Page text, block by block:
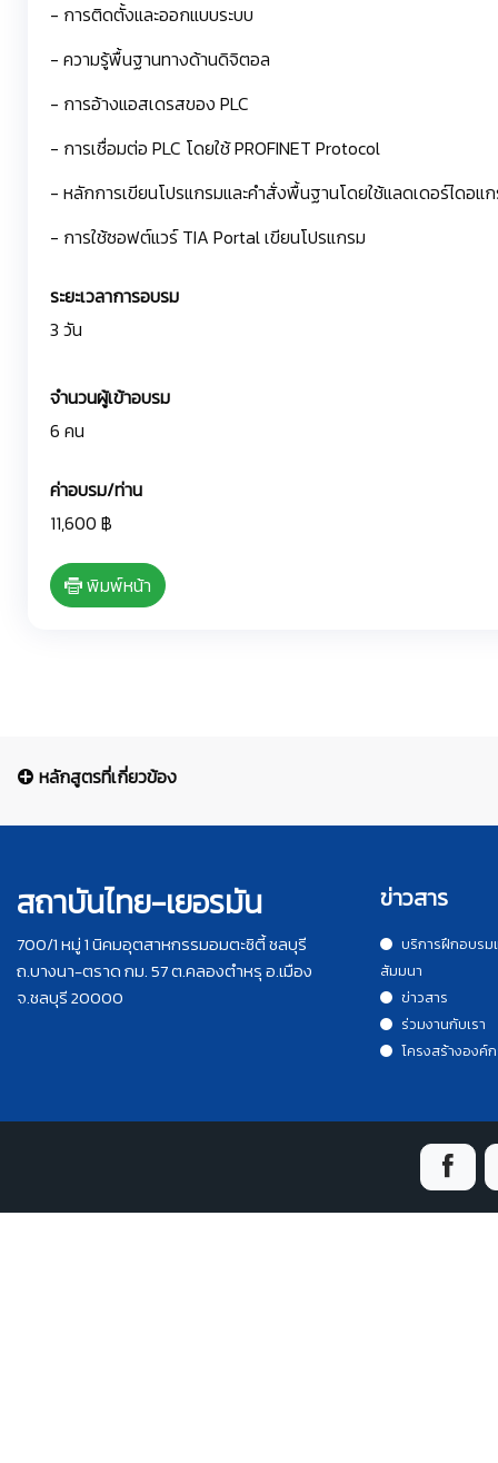
- การติดตั้งและออกแบบระบบ
- ความรู้พื้นฐานทางด้านดิจิตอล
- การอ้างแอสเดรสของ PLC
- การเชื่อมต่อ PLC โดยใช้ PROFINET Protocol
- หลักการเขียนโปรแกรมและคำสั่งพื้นฐานโดยใช้แลดเดอร์ไดอแ
- การใช้ซอฟต์แวร์ TIA Portal เขียนโปรแกรม
ระยะเวลาการอบรม
3 วัน
จำนวนผู้เข้าอบรม
6 คน
ค่าอบรม/ท่าน
11,600 ฿
พิมพ์หน้า
หลักสูตรที่เกี่ยวข้อง
สถาบันไทย-เยอรมัน
700/1 หมู่ 1 นิคมอุตสาหกรรมอมตะซิตี้ ชลบุรี
ถ.บางนา-ตราด กม. 57 ต.คลองตำหรุ อ.เมือง
จ.ชลบุรี 20000
ข่าวสาร
บริการฝึกอบรม
สัมมนา
ข่าวสาร
ร่วมงานกับเรา
โครงสร้างองค์